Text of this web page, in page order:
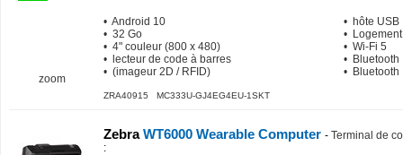
zoom
• Android 10
• 32 Go
• 4" couleur (800 x 480)
• lecteur de code à barres
• (imageur 2D / RFID)
• hôte USB
•
• Wi-Fi 5
• Bluetooth
• Bluetooth
ZRA40915 MC333U-GJ4EG4EU-1SKT
ZebraWT6000 Wearable Computer - Terminal de
: